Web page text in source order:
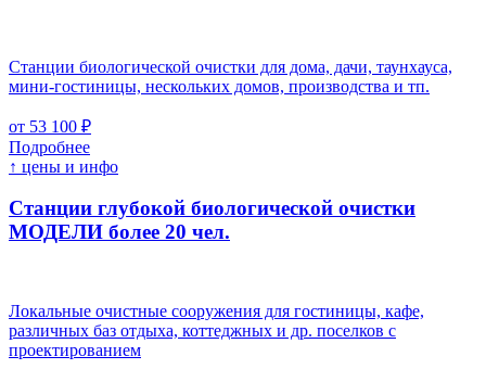
Станции биологической очистки для дома, дачи, таунхауса,
мини-гостиницы, нескольких домов, производства и тп.
от 53 100 ₽
Подробнее
↑ цены и инфо
Станции глубокой биологической очистки
МОДЕЛИ более 20 чел.
Локальные очистные сооружения для гостиницы, кафе,
различных баз отдыха, коттеджных и др. поселков с
проектированием